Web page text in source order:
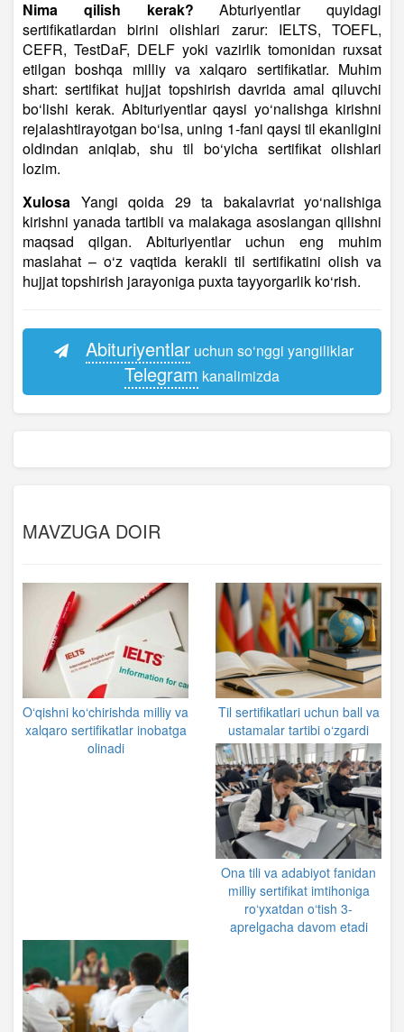
Nima qilish kerak? Abturiyentlar quyidagi
sertifikatlardan birini olishlari zarur: IELTS, TOEFL,
CEFR, TestDaF, DELF yoki vazirlik tomonidan ruxsat
etilgan boshqa milliy va xalqaro sertifikatlar. Muhim
shart: sertifikat hujjat topshirish davrida amal qiluvchi
bo‘lishi kerak. Abituriyentlar qaysi yo‘nalishga kirishni
rejalashtirayotgan bo‘lsa, uning 1-fani qaysi til ekanligini
oldindan aniqlab, shu til bo‘yicha sertifikat olishlari
lozim.
Xulosa Yangi qoida 29 ta bakalavriat yo‘nalishiga
kirishni yanada tartibli va malakaga asoslangan qilishni
maqsad qilgan. Abituriyentlar uchun eng muhim
maslahat – o‘z vaqtida kerakli til sertifikatini olish va
hujjat topshirish jarayoniga puxta tayyorgarlik ko‘rish.
Abituriyentlaruchun so‘nggi yangiliklar
Telegram kanalimizda
MAVZUGA DOIR
O‘qishni ko‘chirishda milliy va
xalqaro sertifikatlar inobatga
olinadi
Til sertifikatlari uchun ball va
ustamalar tartibi o‘zgardi
Ona tili va adabiyot fanidan
milliy sertifikat imtihoniga
ro‘yxatdan o‘tish 3-
aprelgacha davom etadi